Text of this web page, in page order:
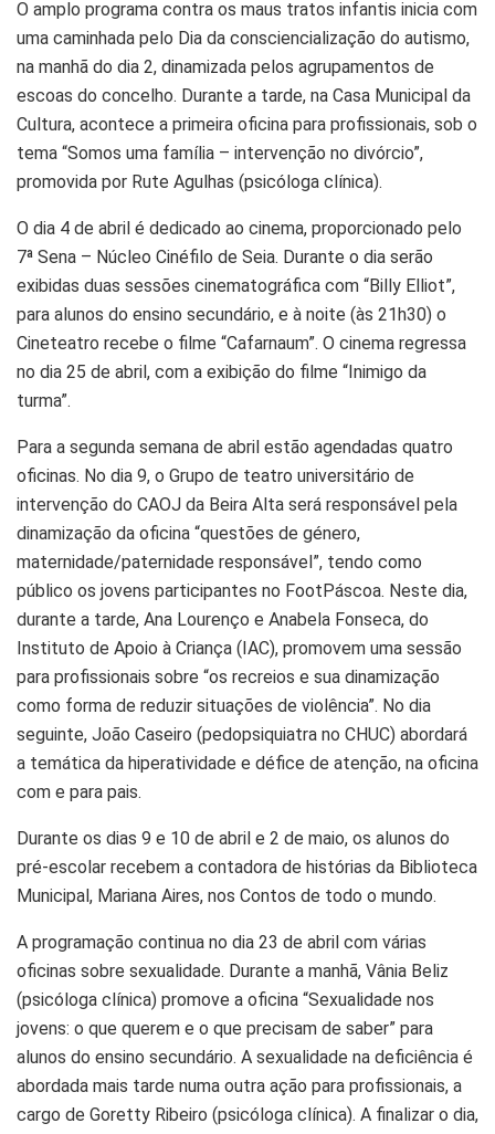
O amplo programa contra os maus tratos infantis inicia com
uma caminhada pelo Dia da consciencialização do autismo,
na manhã do dia 2, dinamizada pelos agrupamentos de
escoas do concelho. Durante a tarde, na Casa Municipal da
Cultura, acontece a primeira oficina para profissionais, sob o
tema “Somos uma família – intervenção no divórcio”,
promovida por Rute Agulhas (psicóloga clínica).
O dia 4 de abril é dedicado ao cinema, proporcionado pelo
7ª Sena – Núcleo Cinéfilo de Seia. Durante o dia serão
exibidas duas sessões cinematográfica com “Billy Elliot”,
para alunos do ensino secundário, e à noite (às 21h30) o
Cineteatro recebe o filme “Cafarnaum”. O cinema regressa
no dia 25 de abril, com a exibição do filme “Inimigo da
turma”.
Para a segunda semana de abril estão agendadas quatro
oficinas. No dia 9, o Grupo de teatro universitário de
intervenção do CAOJ da Beira Alta será responsável pela
dinamização da oficina “questões de género,
maternidade/paternidade responsável”, tendo como
público os jovens participantes no FootPáscoa. Neste dia,
durante a tarde, Ana Lourenço e Anabela Fonseca, do
Instituto de Apoio à Criança (IAC), promovem uma sessão
para profissionais sobre “os recreios e sua dinamização
como forma de reduzir situações de violência”. No dia
seguinte, João Caseiro (pedopsiquiatra no CHUC) abordará
a temática da hiperatividade e défice de atenção, na oficina
com e para pais.
Durante os dias 9 e 10 de abril e 2 de maio, os alunos do
pré-escolar recebem a contadora de histórias da Biblioteca
Municipal, Mariana Aires, nos Contos de todo o mundo.
A programação continua no dia 23 de abril com várias
oficinas sobre sexualidade. Durante a manhã, Vânia Beliz
(psicóloga clínica) promove a oficina “Sexualidade nos
jovens: o que querem e o que precisam de saber” para
alunos do ensino secundário. A sexualidade na deficiência é
abordada mais tarde numa outra ação para profissionais, a
cargo de Goretty Ribeiro (psicóloga clínica). A finalizar o dia,